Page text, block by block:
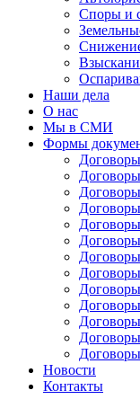
Споры и
Наши дела
О нас
Мы в СМИ
Формы
Новости
Контакты